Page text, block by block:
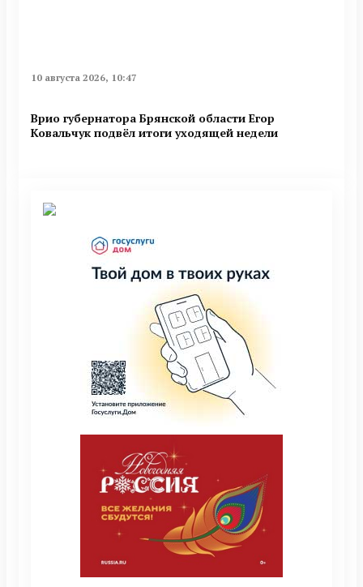
10 августа 2026, 10:47
Врио губернатора Брянской области Егор
Ковальчук подвёл итоги уходящей недели